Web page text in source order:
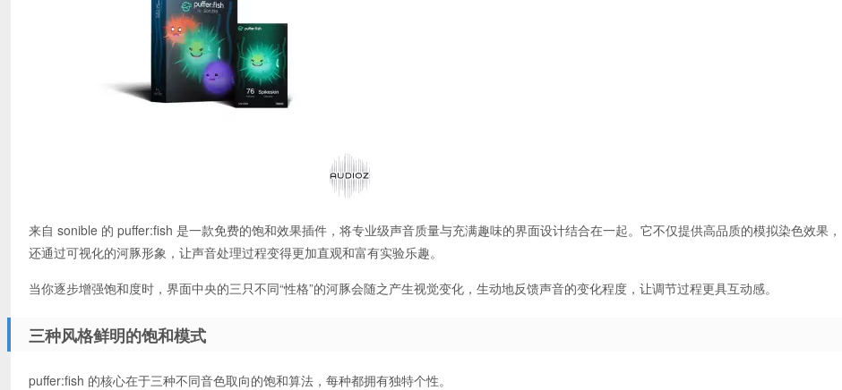
来自 sonible 的 puffer:fish 是一款免费的饱和效果插件，将专业级声音质量与充满趣味的界面设计结合在一起。它不仅提供高品质的模拟染色效果，
还通过可视化的河豚形象，让声音处理过程变得更加直观和富有实验乐趣。
当你逐步增强饱和度时，界面中央的三只不同“性格”的河豚会随之产生视觉变化，生动地反馈声音的变化程度，让调节过程更具互动感。
三种风格鲜明的饱和模式
puffer:fish 的核心在于三种不同音色取向的饱和算法，每种都拥有独特个性。